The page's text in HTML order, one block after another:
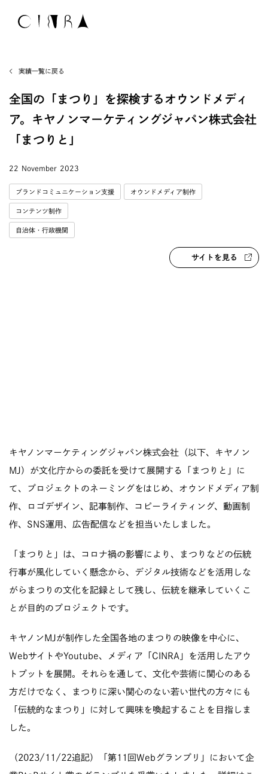
実績一覧に戻る
全国の「まつり」を探検するオウンドメディ
ア。キヤノンマーケティングジャパン株式会社
「まつりと」
22 November 2023
ブランドコミュニケーション支援 オウンドメディア制作
コンテンツ制作
自治体・行政機関
サイトを見る
キヤノンマーケティングジャパン株式会社（以下、キヤノン
MJ）が文化庁からの委託を受けて展開する「まつりと」に
て、プロジェクトのネーミングをはじめ、オウンドメディア制
作、ロゴデザイン、記事制作、コピーライティング、動画制
作、SNS運用、広告配信などを担当いたしました。
「まつりと」は、コロナ禍の影響により、まつりなどの伝統
行事が風化していく懸念から、デジタル技術などを活用しな
がらまつりの文化を記録として残し、伝統を継承していくこ
とが目的のプロジェクトです。
キヤノンMJが制作した全国各地のまつりの映像を中心に、
WebサイトやYoutube、メディア「CINRA」を活用したアウ
トプットを展開。それらを通して、文化や芸術に関心のある
方だけでなく、まつりに深い関心のない若い世代の方々にも
「伝統的なまつり」に対して興味を喚起することを目指しま
した。
（2023/11/22追記）「第11回Webグランプリ」において企